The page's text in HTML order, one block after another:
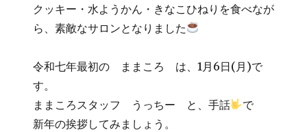
クッキー・水ようかん・きなこひねりを食べなが
ら、素敵なサロンとなりました
令和七年最初の ままころ は、1月6日(月)で
す。
ままころスタッフ うっちー と、手話
で
新年の挨拶してみましょう。